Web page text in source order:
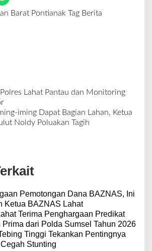
Barat Pontianak Tag Berita
Polres Lahat Pantau dan Monitoring
iming Dapat Bagian Lahan, Ketua
Noldy Poluakan Tagih
Pemotongan Dana BAZNAS, Ini
Ketua BAZNAS Lahat
Terima Penghargaan Predikat
Prima dari Polda Sumsel Tahun 2026
Tinggi Tekankan Pentingnya
Stunting